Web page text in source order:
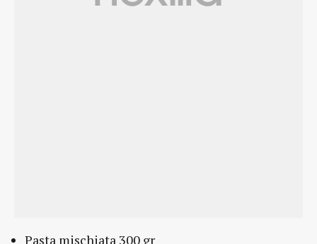
Pasta mischiata 300 gr